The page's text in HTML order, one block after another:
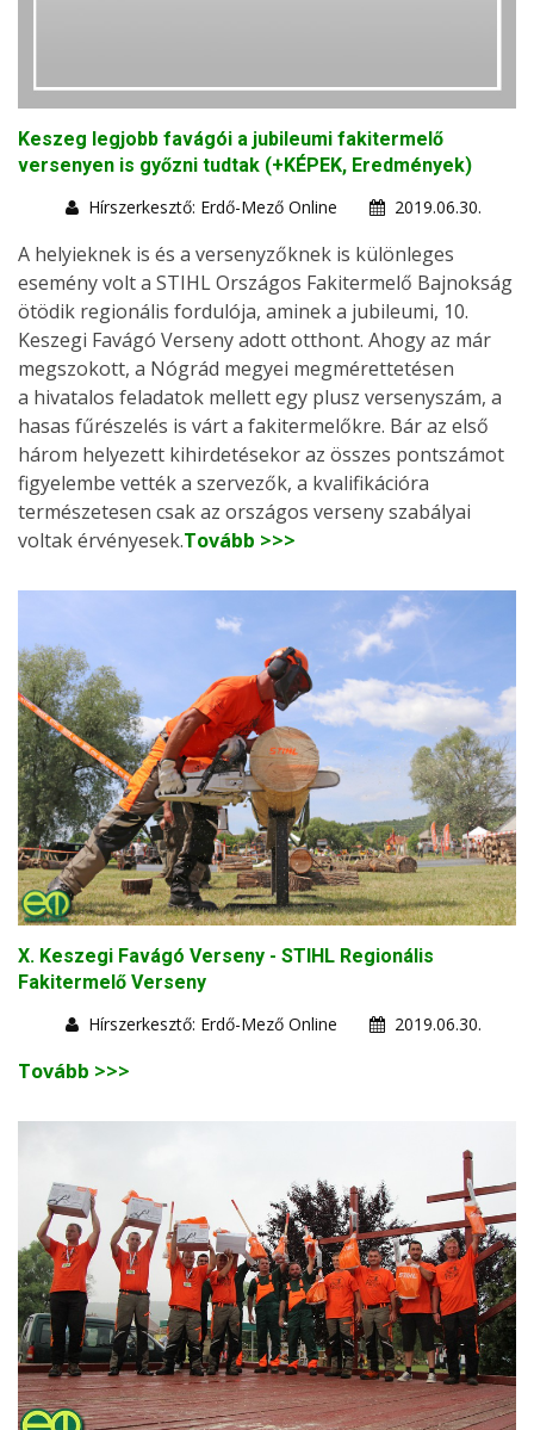
Keszeg legjobb favágói a jubileumi fakitermelő
versenyen is győzni tudtak (+KÉPEK, Eredmények)
Hírszerkesztő: Erdő-Mező Online
2019.06.30.
A helyieknek is és a versenyzőknek is különleges
esemény volt a STIHL Országos Fakitermelő Bajnokság
ötödik regionális fordulója, aminek a jubileumi, 10.
Keszegi Favágó Verseny adott otthont. Ahogy az már
megszokott, a Nógrád megyei megmérettetésen
a hivatalos feladatok mellett egy plusz versenyszám, a
hasas fűrészelés is várt a fakitermelőkre. Bár az első
három helyezett kihirdetésekor az összes pontszámot
figyelembe vették a szervezők, a kvalifikációra
természetesen csak az országos verseny szabályai
voltak érvényesek.Tovább >>>
X. Keszegi Favágó Verseny - STIHL Regionális
Fakitermelő Verseny
Hírszerkesztő: Erdő-Mező Online
2019.06.30.
Tovább >>>